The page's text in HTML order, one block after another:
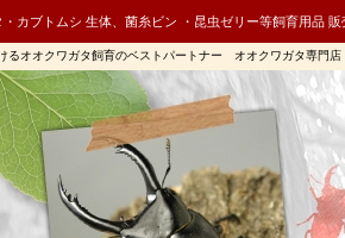
・カブトムシ 生体、菌糸ビン ・昆虫ゼリー等飼育用品
るオオクワガタ飼育のベストパートナー オオクワガタ専門